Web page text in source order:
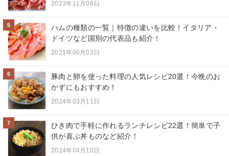
2023年11月08日
5
ハムの種類の一覧｜特徴の違いを比較！イタリア・
ドイツなど国別の代表品も紹介！
2021年06月03日
6
豚肉と卵を使った料理の人気レシピ20選！今晩のお
かずにもおすすめ！
2024年03月11日
7
ひき肉で手軽に作れるランチレシピ22選！簡単で子
供が喜ぶ丼ものなど紹介！
2024年04月10日